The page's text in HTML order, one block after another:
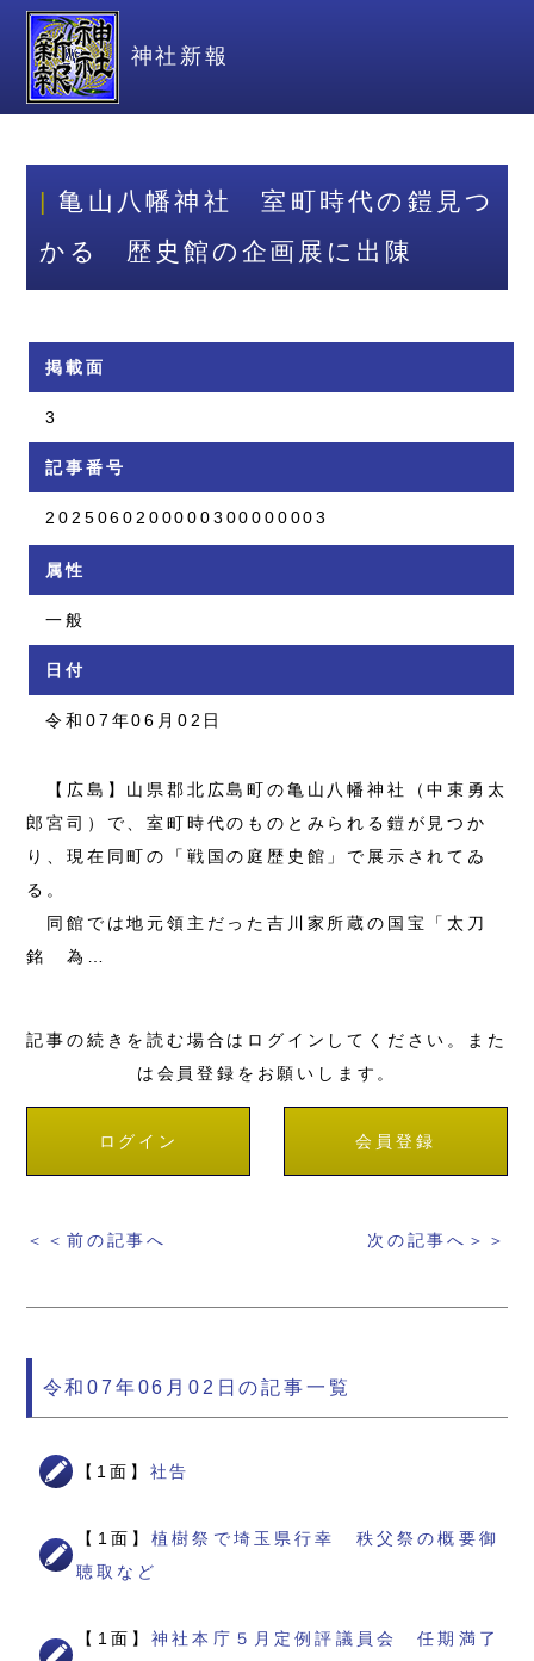
神社新報
亀山八幡神社 室町時代の鎧見つ
かる 歴史館の企画展に出陳
掲載面
3
記事番号
2025060200000300000003
属性
一般
日付
令和07年06月02日
【広島】山県郡北広島町の亀山八幡神社（中束勇太
郎宮司）で、室町時代のものとみられる鎧が見つか
り、現在同町の「戦国の庭歴史館」で展示されてゐ
る。
同館では地元領主だった吉川家所蔵の国宝「太刀
銘 為…
記事の続きを読む場合はログインしてください。また
は会員登録をお願いします。
ログイン 会員登録
＜＜前の記事へ 次の記事へ＞＞
令和07年06月02日の記事一覧
【1面】 社告
【1面】植樹祭で埼玉県行幸 秩父祭の概要御
聴取など
【1面】神社本庁５月定例評議員会 任期満了